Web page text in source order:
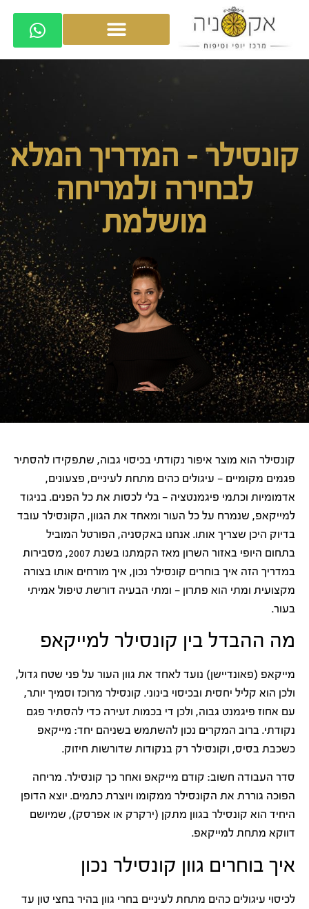
קונסילר – המדריך המלא
לבחירה ולמריחה
מושלמת
קונסילר הוא מוצר איפור נקודתי בכיסוי גבוה, שתפקידו להסתיר
פגמים מקומיים — עיגולים כהים מתחת לעיניים, פצעונים,
אדמומיות וכתמי פיגמנטציה — בלי לכסות את כל הפנים. בניגוד
למייקאפ, שנמרח על כל העור ומאחד את הגוון, הקונסילר עובד
בדיוק היכן שצריך אותו. אנחנו באקסניה, הפורטל המוביל
בתחום היופי באזור השרון מאז הקמתנו בשנת 2007, מסבירות
במדריך הזה איך בוחרים קונסילר נכון, איך מורחים אותו בצורה
מקצועית ומתי הוא פתרון — ומתי הבעיה דורשת טיפול אמיתי
בעור.
מה ההבדל בין קונסילר למייקאפ
מייקאפ (פאונדיישן) נועד לאחד את גוון העור על פני שטח גדול,
ולכן הוא קליל יחסית ובכיסוי בינוני. קונסילר מרוכז וסמיך יותר,
עם אחוז פיגמנט גבוה, ולכן די בכמות זעירה כדי להסתיר פגם
נקודתי. ברוב המקרים נכון להשתמש בשניהם יחד: מייקאפ
כשכבת בסיס, וקונסילר רק בנקודות שדורשות חיזוק.
סדר העבודה חשוב: קודם מייקאפ ואחר כך קונסילר. מריחה
הפוכה גוררת את הקונסילר ממקומו ויוצרת כתמים. יוצא הדופן
היחיד הוא קונסילר בגוון מתקן (ירקרק או אפרסק), שמיושם
דווקא מתחת למייקאפ.
איך בוחרים גוון קונסילר נכון
לכיסוי עיגולים כהים מתחת לעיניים בחרי גוון בהיר בחצי טון עד